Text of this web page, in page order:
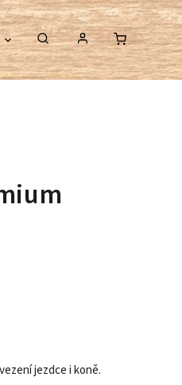
sedel Poradenství
jezdce i koně.